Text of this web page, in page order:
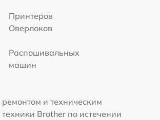
Принтеров
Оверлоков
Распошивальных
машин
и техническим
Brother по истечении